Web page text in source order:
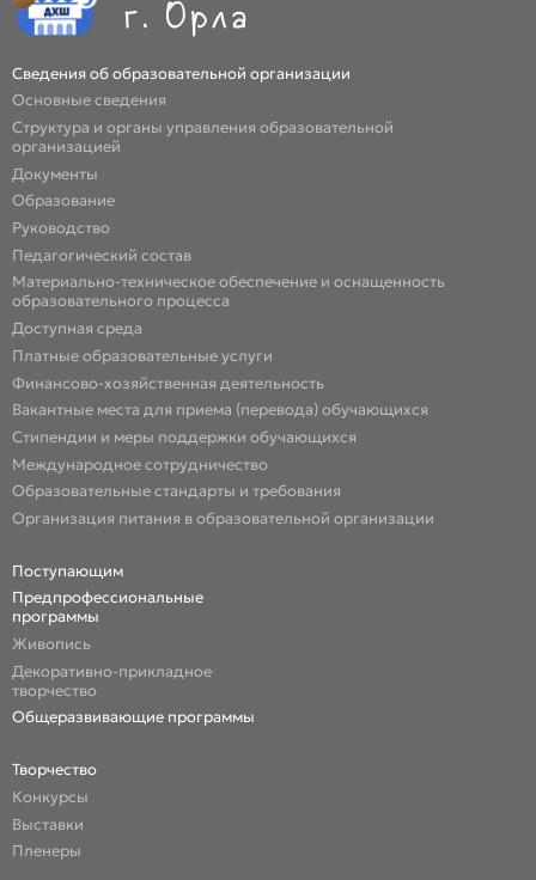
Сведения об образовательной организации
Основные сведения
Структура и органы управления образовательной
организацией
Документы
Образование
Руководство
Педагогический состав
Материально-техническое обеспечение и оснащенность
образовательного процесса
Доступная среда
Платные образовательные услуги
Финансово-хозяйственная деятельность
Вакантные места для приема (перевода) обучающихся
Стипендии и меры поддержки обучающихся
Международное сотрудничество
Образовательные стандарты и требования
Организация питания в образовательной организации
Поступающим
Предпрофессиональные
программы
Живопись
Декоративно-прикладное
творчество
Общеразвивающие программы
Творчество
Конкурсы
Выставки
Пленеры